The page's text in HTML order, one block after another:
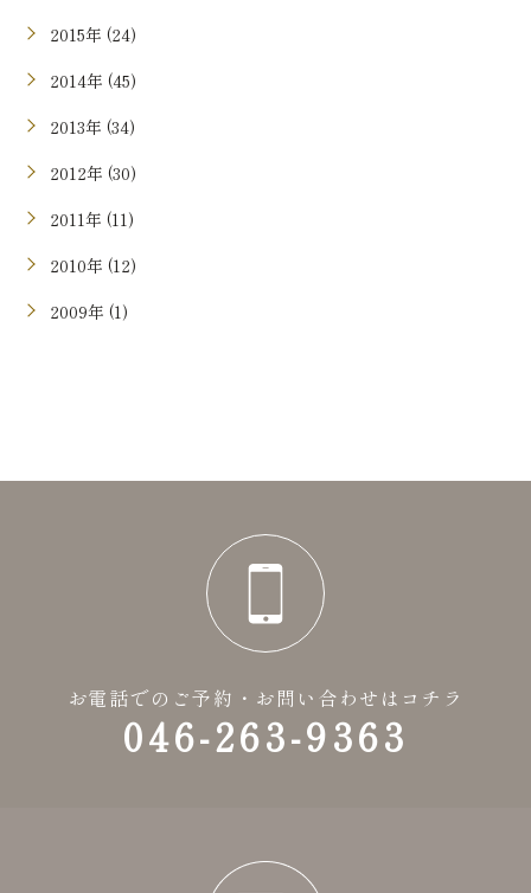
2015年 (24)
2014年 (45)
2013年 (34)
2012年 (30)
2011年 (11)
2010年 (12)
2009年 (1)
お電話でのご予約・お問い合わせはコチラ
046-263-9363